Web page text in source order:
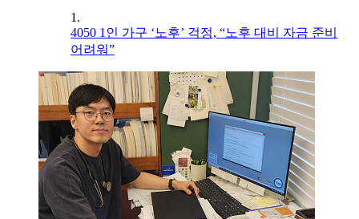
1.
4050 1인 가구 ‘노후’ 걱정, “노후 대비 자금 준비
어려워”